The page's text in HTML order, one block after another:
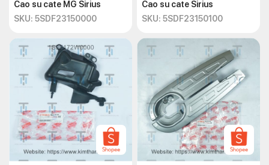
Cao su cate MG Sirius
SKU: 5SDF23150000
Cao su cate Sirius
SKU: 5SDF23150100